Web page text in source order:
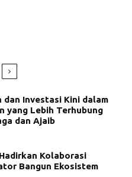
dan Investasi Kini dalam
yang Lebih Terhubung
dan Ajaib
Kolaborasi
Bangun Ekosistem